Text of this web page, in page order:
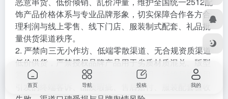
饰产品价格体系与专业品牌形象，切实保障合作各方合
理利润与线上零售、线下门店、服装制式配套、礼品批
量供货渠道秩序。
2. 严禁向三无小作坊、低端零散渠道、无合规资质渠道
低价供货，严禁授权品牌产品用于劣质材质混兑、版型
篡改、品质虚标、制式套用、跨类套用，杜绝品牌滥用
引发的终端客诉、品质瑕疵、售后赔付、服装配套验收
首页 导航 投稿 我的